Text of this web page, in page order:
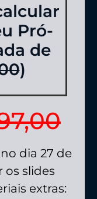
Pró-
de
)
dia 27 de
os slides
extras: